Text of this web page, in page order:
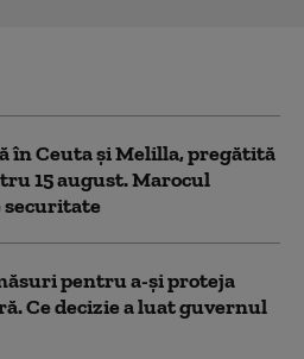
în Ceuta și Melilla, pregătită
15 august. Marocul
securitate
pentru a-și proteja
Ce decizie a luat guvernul